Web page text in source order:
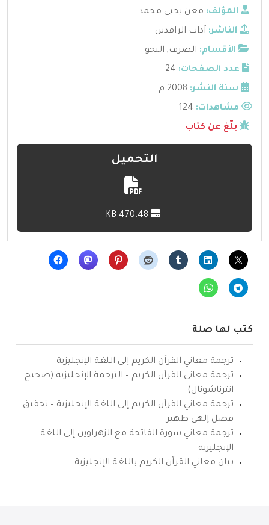
المؤلف: معن يحيى محمد
الناشر: آداب الرافدين
الأقسام: الصرف, النحو
عدد الصفحات: 24
سنة النشر: 2008 م
مشاهدات:
بلّغ عن كتاب
التحميل
كتب لها صلة
ترجمة معاني القرآن الكريم إلى اللغة الإنجليزية
ترجمة معاني القرآن الكريم – الترجمة الإنجليزية (صحيح
انترناشونال)
ترجمة معاني القرآن الكريم إلى اللغة الإنجليزية – تحقيق
فضل إلهي ظهير
ترجمة معاني سورة الفاتحة مع الزهراوين إلى اللغة
الإنجليزية
بيان معاني القرآن الكريم باللغة الإنجليزية